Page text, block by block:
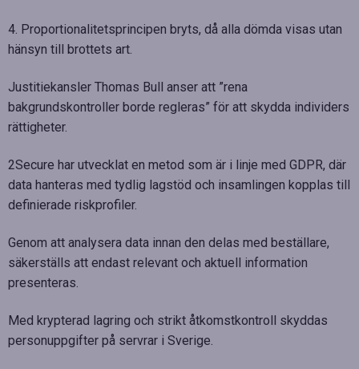
4. Proportionalitetsprincipen bryts, då alla dömda visas utan
hänsyn till brottets art.
Justitiekansler Thomas Bull anser att ”rena
bakgrundskontroller borde regleras” för att skydda individers
rättigheter.
2Secure har utvecklat en metod som är i linje med GDPR, där
data hanteras med tydlig lagstöd och insamlingen kopplas till
definierade riskprofiler.
Genom att analysera data innan den delas med beställare,
säkerställs att endast relevant och aktuell information
presenteras.
Med krypterad lagring och strikt åtkomstkontroll skyddas
personuppgifter på servrar i Sverige.